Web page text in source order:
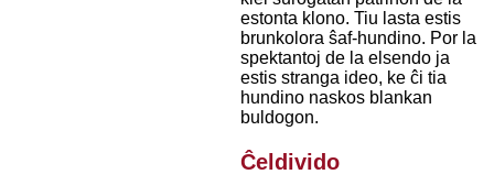
estonta klono. Tiu lasta estis
brunkolora ŝaf-hundino. Por la
spektantoj de la elsendo ja
estis stranga ideo, ke ĉi tia
hundino naskos blankan
buldogon.
Ĉeldivido